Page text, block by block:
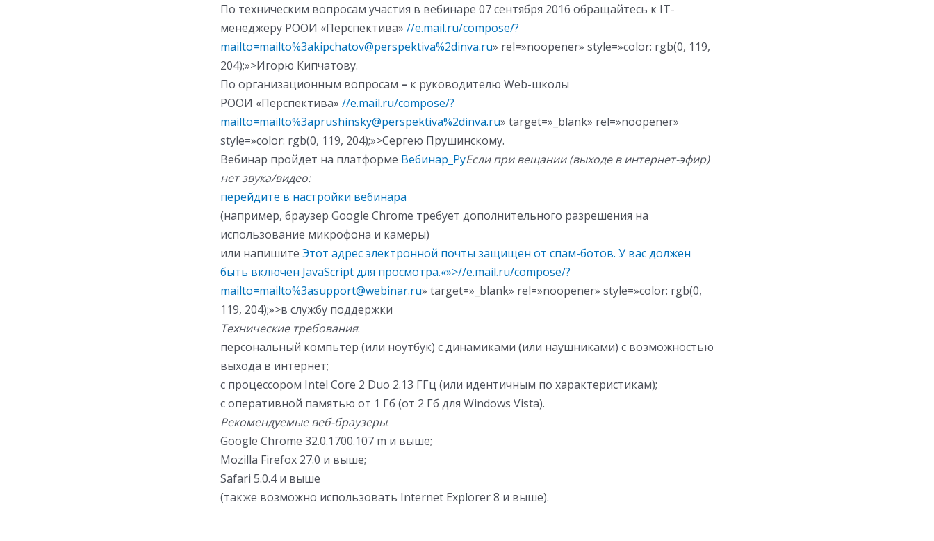
По техническим вопросам участия в вебинаре 07 сентября 2016 обращайтесь к IT-
менеджеру РООИ «Перспектива» //e.mail.ru/compose/?
mailto=mailto%3akipchatov@perspektiva%2dinva.ru» rel=»noopener» style=»color: rgb(0, 119,
204);»>Игорю Кипчатову.
По организационным вопросам – к руководителю Web-школы
РООИ «Перспектива» //e.mail.ru/compose/?
mailto=mailto%3aprushinsky@perspektiva%2dinva.ru» target=»_blank» rel=»noopener»
style=»color: rgb(0, 119, 204);»>Сергею Прушинскому.
Вебинар пройдет на платформе Вебинар_РуЕсли при вещании (выходе в интернет-эфир)
нет звука/видео:
перейдите в настройки вебинара
(например, браузер Google Chrome требует дополнительного разрешения на
использование микрофона и камеры)
или напишите Этот адрес электронной почты защищен от спам-ботов. У вас должен
быть включен JavaScript для просмотра.«»>//e.mail.ru/compose/?
mailto=mailto%3asupport@webinar.ru» target=»_blank» rel=»noopener» style=»color: rgb(0,
119, 204);»>в службу поддержки
Технические требования:
персональный компьтер (или ноутбук) с динамиками (или наушниками) с возможностью
выхода в интернет;
с процессором Intel Core 2 Duo 2.13 ГГц (или идентичным по характеристикам);
с оперативной памятью от 1 Гб (от 2 Гб для Windows Vista).
Рекомендуемые веб-браузеры:
Google Chrome 32.0.1700.107 m и выше;
Mozilla Firefox 27.0 и выше;
Safari 5.0.4 и выше
(также возможно использовать Internet Explorer 8 и выше).